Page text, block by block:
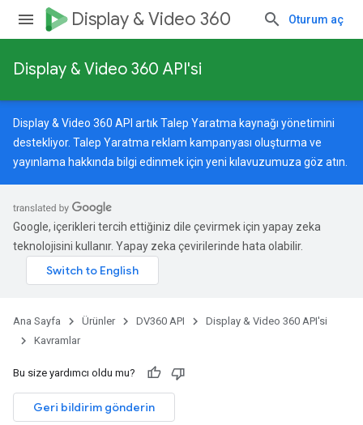
Display & Video 360 Oturum aç
Display & Video 360 API'si
Display & Video 360 API artık Talep Yaratma kaynağı yönetimini
destekliyor. Talep Yaratma reklam kampanyası oluşturma ve
yayınlama hakkında bilgi edinmek için yeni kılavuzumuza göz atın.
Google, içerikleri tercih ettiğiniz dile çevirmek için yapay zeka
teknolojisini kullanır. Yapay zeka çevirilerinde hata olabilir.
Ana Sayfa Ürünler DV360 API
Display & Video 360 API'si
Kavramlar
Bu size yardımcı oldu mu?
Geri bildirim gönderin